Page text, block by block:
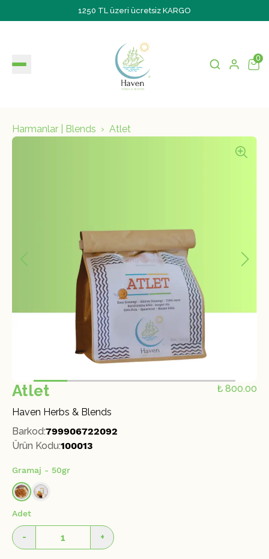
1250 TL üzeri ücretsiz KARGO
0
Harmanlar | Blends Atlet
Atlet ₺ 800.00
Haven Herbs & Blends
Barkod:799906722092
Ürün Kodu:100013
Gramaj - 50gr
Adet
- +